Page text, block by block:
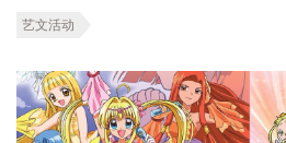
艺文活动